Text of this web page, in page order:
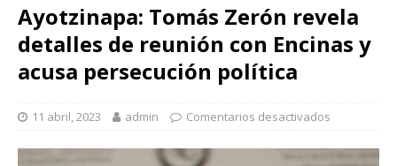
Ayotzinapa: Tomás Zerón revela
detalles de reunión con Encinas y
acusa persecución política
11 abril, 2023 admin Comentarios desactivados